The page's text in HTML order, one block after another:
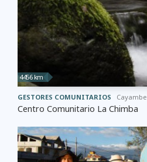
4456 km
GESTORES COMUNITARIOS Cayambe
Centro Comunitario La Chimba